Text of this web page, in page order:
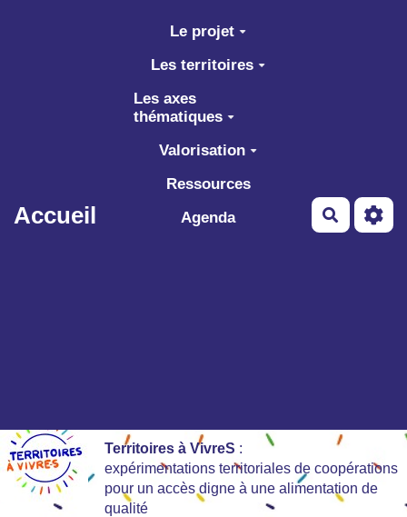
Aller au contenu principal
Accueil
Le projet
Les territoires
Les axes
thématiques
Valorisation
Ressources
Agenda
Territoires à VivreS :
expérimentations territoriales de coopérations
pour un accès digne à une alimentation de
qualité